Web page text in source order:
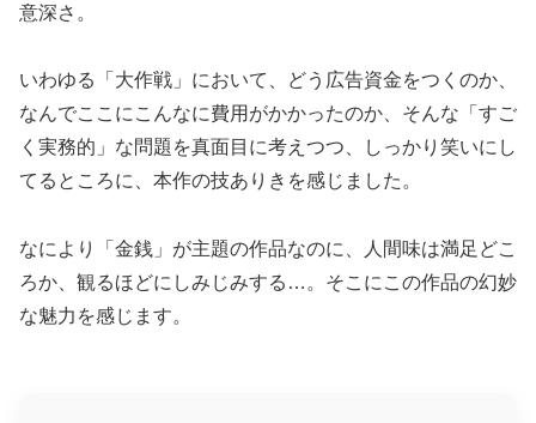
意深さ。
いわゆる「大作戦」において、どう広告資金をつくのか、
なんでここにこんなに費用がかかったのか、そんな「すご
く実務的」な問題を真面目に考えつつ、しっかり笑いにし
てるところに、本作の技ありきを感じました。
なにより「金銭」が主題の作品なのに、人間味は満足どこ
ろか、観るほどにしみじみする…。そこにこの作品の幻妙
な魅力を感じます。